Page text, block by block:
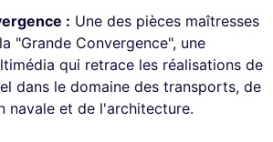
: Une des pièces maîtresses
"Grande Convergence", une
qui retrace les réalisations de
dans le domaine des transports, de
navale et de l'architecture.